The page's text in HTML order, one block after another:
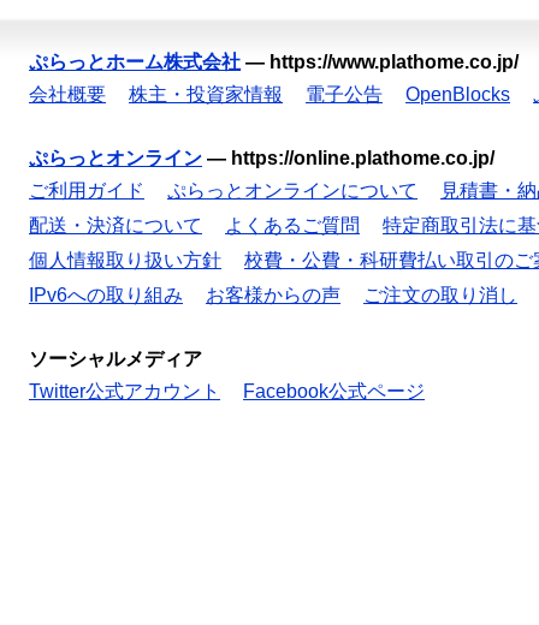
ぷらっとホーム株式会社 — https://www.plathome.co.jp/
会社概要
株主・投資家情報 電子公告 OpenBlocks
ぷらっとオンライン — https://online.plathome.co.jp/
ご利用ガイド
ぷらっとオンラインについて
見積書・
配送・決済について
よくあるご質問
特定商取引法に
個人情報取り扱い方針
校費・公費・科研費払い取引のご
IPv6への取り組み
お客様からの声 ご注文の取り消し
ソーシャルメディア
Twitter公式アカウント
Facebook公式ページ